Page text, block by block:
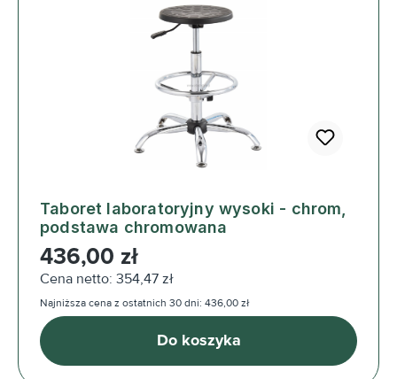
Taboret laboratoryjny wysoki - chrom,
podstawa chromowana
Cena regularna:
436,00 zł
Cena netto: 354,47 zł
Najniższa cena z ostatnich 30 dni: 436,00 zł
Do koszyka